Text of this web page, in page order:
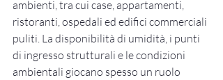
ambienti, tra cui case, appartamenti,
ristoranti, ospedali ed edifici commerciali
puliti. La disponibilità di umidità, i punti
di ingresso strutturali e le condizioni
ambientali giocano spesso un ruolo